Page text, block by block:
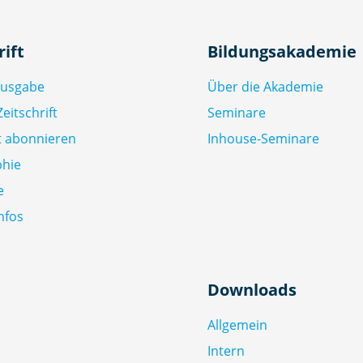
abonnieren
Bildungsakademie
Über die Akademie
Seminare
Inhouse-Seminare
Downloads
Allgemein
Intern